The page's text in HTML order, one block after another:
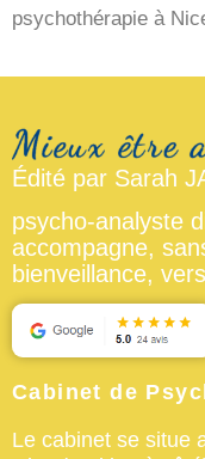
psychothérapie à
Édité par Sarah
psycho-analyste
accompagne,
bienveillance,
Cabinet de
Le cabinet se situe